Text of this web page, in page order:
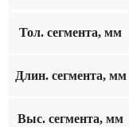
Тол. сегмента, мм
Длин. сегмента, мм
Выс. сегмента, мм